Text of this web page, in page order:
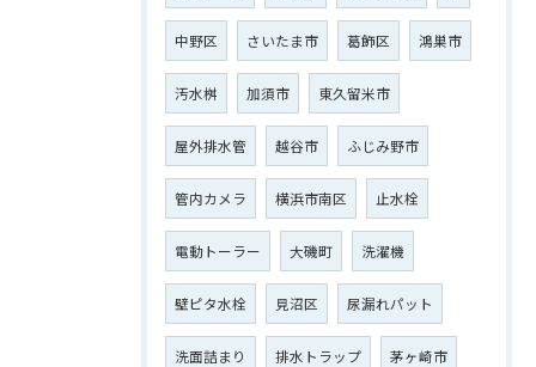
中野区 さいたま市 葛飾区 鴻巣市
汚水桝 加須市 東久留米市
屋外排水管 越谷市 ふじみ野市
管内カメラ 横浜市南区 止水栓
電動トーラー 大磯町 洗濯機
壁ピタ水栓 見沼区 尿漏れパット
洗面詰まり 排水トラップ 茅ヶ崎市